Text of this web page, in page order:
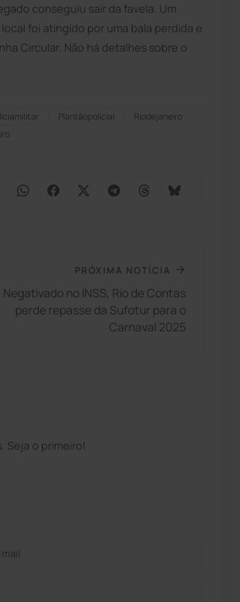
conseguiu sair da favela. Um
foi atingido por uma bala perdida e
Circular. Não há detalhes sobre o
Plantãopolicial
Riodejaneiro
PRÓXIMA NOTÍCIA
Negativado no INSS, Rio de Contas
perde repasse da Sufotur para o
Carnaval 2025
Seja o primeiro!